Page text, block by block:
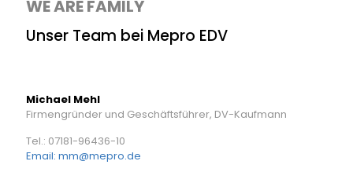
WE ARE FAMILY
Unser Team bei Mepro EDV
Michael Mehl
Firmengründer und Geschäftsführer, DV-Kaufmann
Tel.: 07181-96436-10
Email: mm@mepro.de